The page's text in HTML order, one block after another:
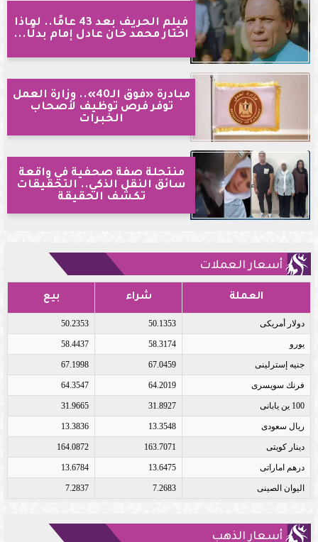
فيلم الحريف بعد 43 عامًا.. لماذا
اختار محمد خان عادل إمام بدلًا...
مبادرة «فوق الـ40».. وزارة العمل
توفر فرص توظيف لأصحاب
الخبرات
منتحلة صفة صحفية في واقعة
سائق النقل الذكي.. التحقيقات
تكشف الحقيقة
أسعار العملات
العملة شراء بيع
دولار أمريكى 50.1353
50.2353
يورو 58.3174
58.4437
جنيه إسترلينى 67.0459
67.1998
فرنك سويسرى 64.2019
64.3547
100 ين يابانى 31.8927
31.9665
ريال سعودى 13.3548
13.3836
دينار كويتى 163.7071
164.0872
درهم اماراتى 13.6475
13.6784
اليوان الصينى 7.2683
7.2837
أسعار الذهب